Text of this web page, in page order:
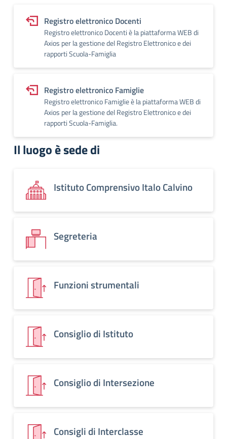
Registro elettronico Docenti
Registro elettronico Docenti è la piattaforma WEB di
Axios per la gestione del Registro Elettronico e dei
rapporti Scuola-Famiglia
Registro elettronico Famiglie
Registro elettronico Famiglie è la piattaforma WEB di
Axios per la gestione del Registro Elettronico e dei
rapporti Scuola-Famiglia.
Il luogo è sede di
Istituto Comprensivo Italo Calvino
Segreteria
Funzioni strumentali
Consiglio di Istituto
Consiglio di Intersezione
Consigli di Interclasse